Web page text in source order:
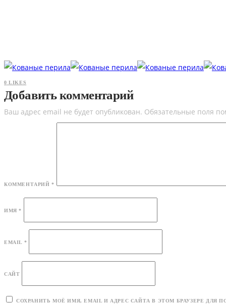
0 LIKES
Добавить комментарий
Ваш адрес email не будет опубликован. Обязательные поля
КОММЕНТАРИЙ*
ИМЯ*
EMAIL *
САЙТ
СОХРАНИТЬ МОЁ ИМЯ, EMAIL И АДРЕС САЙТА В ЭТОМ БРАУЗЕРЕ